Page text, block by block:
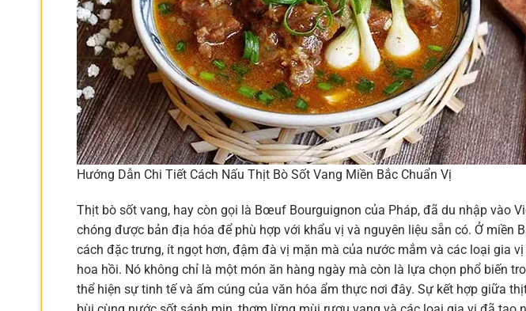
Hướng Dẫn Chi Tiết Cách Nấu Thịt Bò Sốt Vang Miền Bắc Chuẩn Vị
Thịt bò sốt vang, hay còn gọi là Bœuf Bourguignon của Pháp, đã du nhập vào
chóng được bản địa hóa để phù hợp với khẩu vị và nguyên liệu sẵn có. Ở miền
cách đặc trưng, ít ngọt hơn, đậm đà vị mặn mà của nước mắm và các loại gia
hoa hồi. Nó không chỉ là một món ăn hàng ngày mà còn là lựa chọn phổ biến
thể hiện sự tinh tế và ấm cúng của văn hóa ẩm thực nơi đây. Sự kết hợp giữa